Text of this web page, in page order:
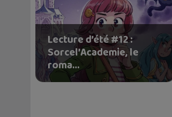
Lecture d’été #12 :
Sorcel’Academie, le
roma...